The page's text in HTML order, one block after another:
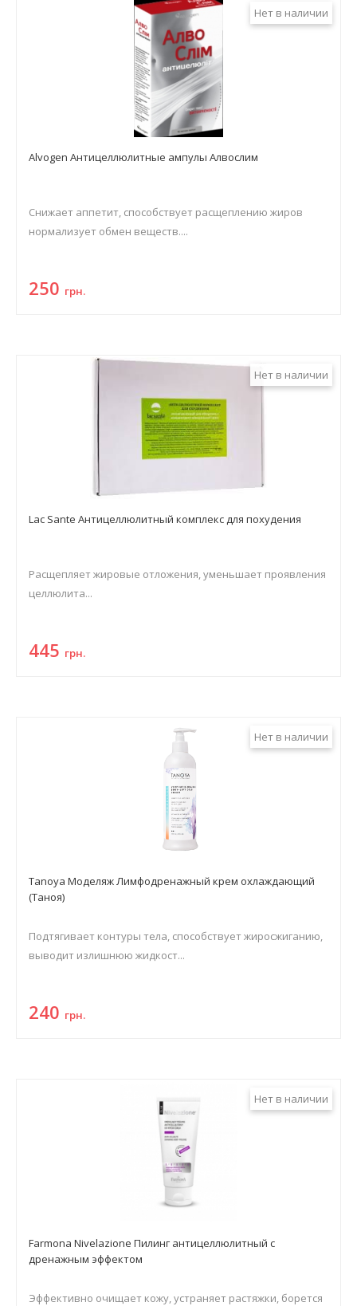
Нет в наличии
Alvogen Антицеллюлитные ампулы Алвослим
Снижает аппетит, способствует расщеплению жиров
нормализует обмен веществ....
250 грн.
Нет в наличии
Lac Sante Антицеллюлитный комплекс для похудения
Расщепляет жировые отложения, уменьшает проявления
целлюлита...
445 грн.
Нет в наличии
Tanoya Моделяж Лимфодренажный крем охлаждающий
(Таноя)
Подтягивает контуры тела, способствует жиросжиганию,
выводит излишнюю жидкост...
240 грн.
Нет в наличии
Farmona Nivelazione Пилинг антицеллюлитный с
дренажным эффектом
Эффективно очищает кожу, устраняет растяжки, борется